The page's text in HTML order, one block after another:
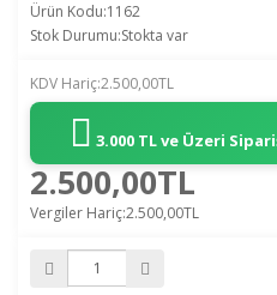
Ürün Kodu:1162
Stok Durumu:Stokta var
KDV Hariç:2.500,00TL
3.000 TL ve Üzeri
2.500,00TL
Vergiler Hariç:2.500,00TL